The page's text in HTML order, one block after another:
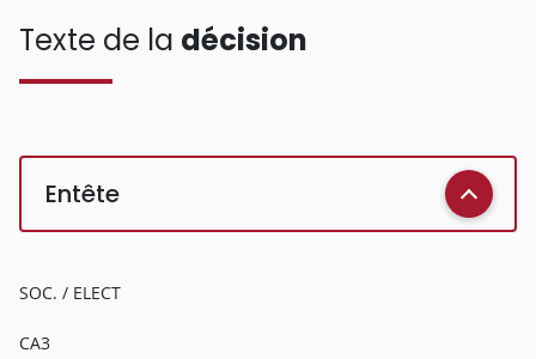
Texte de la décision
Entête
SOC. / ELECT
CA3